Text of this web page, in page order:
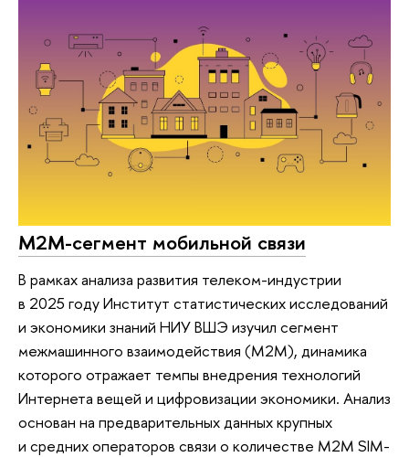
M2M-сегмент мобильной связи
В рамках анализа развития телеком-индустрии
в 2025 году Институт статистических исследований
и экономики знаний НИУ ВШЭ изучил сегмент
межмашинного взаимодействия (M2M), динамика
которого отражает темпы внедрения технологий
Интернета вещей и цифровизации экономики. Анализ
основан на предварительных данных крупных
и средних операторов связи о количестве M2M SIM-